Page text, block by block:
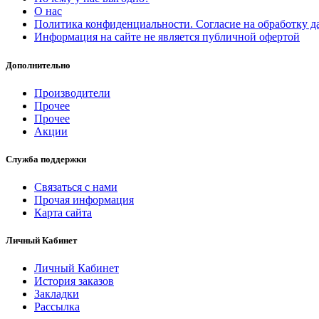
О нас
Политика конфиденциальности. Согласие на обработку
Информация на сайте не является публичной офертой
Дополнительно
Производители
Прочее
Прочее
Акции
Служба поддержки
Связаться с нами
Прочая информация
Карта сайта
Личный Кабинет
Личный Кабинет
История заказов
Закладки
Рассылка